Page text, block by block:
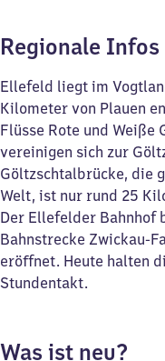
Regionale
Ellefeld liegt im
Kilometer von Plauen
Flüsse Rote und Weiße
vereinigen sich zur
Göltzschtalbrücke, die
Welt, ist nur rund 25
Der Ellefelder Bahnhof
Bahnstrecke Zwickau-
eröffnet. Heute halten
Stundentakt.
Was ist neu?